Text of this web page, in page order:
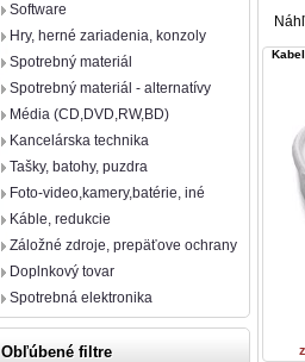
Software
Hry, herné zariadenia, konzoly
Spotrebný materiál
Spotrebný materiál - alternatívy
Média (CD,DVD,RW,BD)
Kancelárska technika
Tašky, batohy, puzdra
Foto-video,kamery,batérie, iné
Káble, redukcie
Záložné zdroje, prepäťove ochrany
Doplnkový tovar
Spotrebná elektronika
Obľúbené filtre